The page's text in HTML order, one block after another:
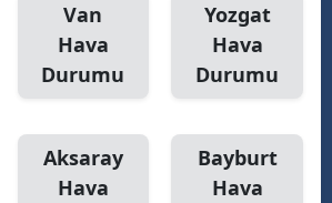
Van
Hava
Durumu
Yozgat
Hava
Durumu
Aksaray
Hava
Bayburt
Hava